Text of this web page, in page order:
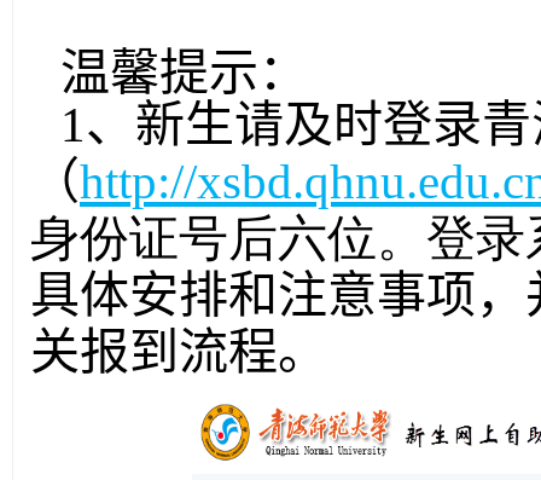
温馨提示：
1、新生请及时登录
（http://
身份证号后六位。登录
具体安排和注意事项
关报到流程。